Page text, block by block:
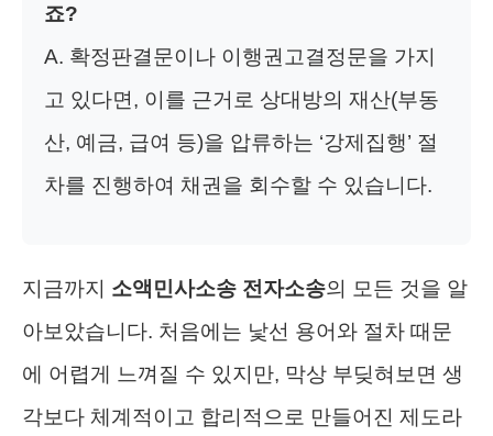
죠?
A. 확정판결문이나 이행권고결정문을 가지
고 있다면, 이를 근거로 상대방의 재산(부동
산, 예금, 급여 등)을 압류하는 ‘강제집행’ 절
차를 진행하여 채권을 회수할 수 있습니다.
지금까지 소액민사소송 전자소송의 모든 것을 알
아보았습니다. 처음에는 낯선 용어와 절차 때문
에 어렵게 느껴질 수 있지만, 막상 부딪혀보면 생
각보다 체계적이고 합리적으로 만들어진 제도라